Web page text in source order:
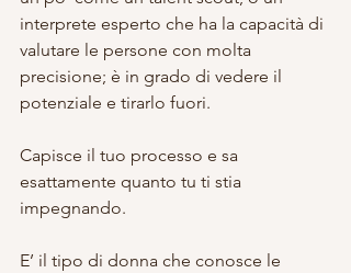
interprete esperto che ha la capacità di
valutare le persone con molta
precisione; è in grado di vedere il
potenziale e tirarlo fuori.
Capisce il tuo processo e sa
esattamente quanto tu ti stia
impegnando.
E’ il tipo di donna che conosce le